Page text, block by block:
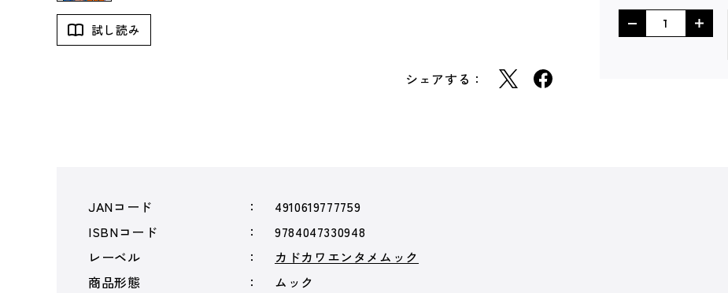
試し読み
シェアする：
JANコード
4910619777759
ISBNコード
9784047330948
レーベル
カドカワエンタメムック
商品形態
ムック